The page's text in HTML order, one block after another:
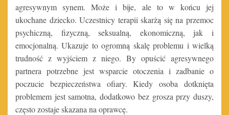
agresywnym synem. Może i bije, ale to w końcu jej
ukochane dziecko. Uczestnicy terapii skarżą się na przemoc
psychiczną, fizyczną, seksualną, ekonomiczną, jak i
emocjonalną. Ukazuje to ogromną skalę problemu i wielką
trudność z wyjściem z niego. By opuścić agresywnego
partnera potrzebne jest wsparcie otoczenia i zadbanie o
poczucie bezpieczeństwa ofiary. Kiedy osoba dotknięta
problemem jest samotna, dodatkowo bez grosza przy duszy,
często zostaje skazana na oprawcę.